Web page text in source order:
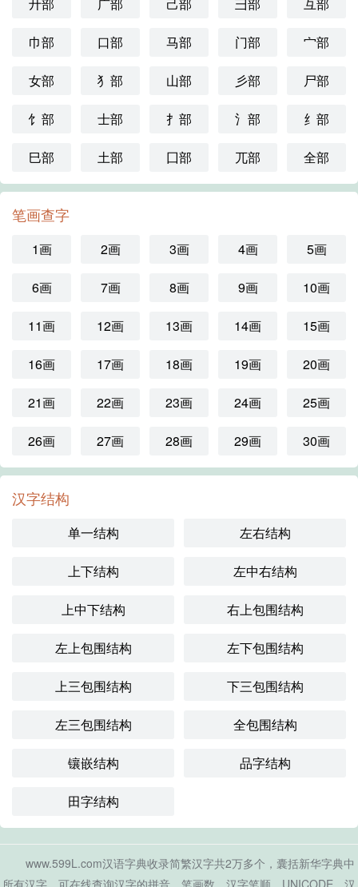
巾部 口部 马部 门部 宀部
女部 犭部 山部 彡部 尸部
饣部 士部 扌部 氵部 纟部
巳部 土部 囗部 兀部 全部
笔画查字
1画 2画 3画 4画 5画
6画 7画 8画 9画 10画
11画 12画 13画 14画 15画
16画 17画 18画 19画 20画
21画 22画 23画 24画 25画
26画 27画 28画 29画 30画
汉字结构
单一结构 左右结构
上下结构 左中右结构
上中下结构 右上包围结构
左上包围结构 左下包围结构
上三包围结构 下三包围结构
左三包围结构 全包围结构
镶嵌结构 品字结构
田字结构
www.599L.com汉语字典收录简繁汉字共2万多个，囊括新华字典中
所有汉字。可在线查询汉字的拼音、笔画数、汉字笔顺、UNICODE、汉